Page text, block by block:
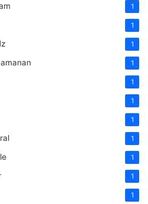
1
1
1
1
1
1
1
1
1
1
1